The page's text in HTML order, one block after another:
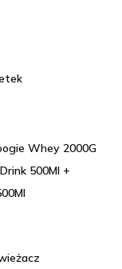
Whey 2000G
500Ml +